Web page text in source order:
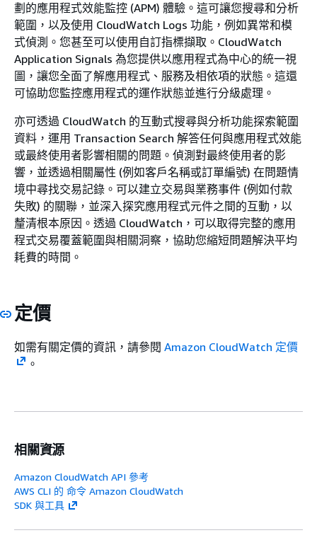
劃的應用程式效能監控 (APM) 體驗。這可讓您搜尋和分析
範圍，以及使用 CloudWatch Logs 功能，例如異常和模
式偵測。您甚至可以使用自訂指標擷取。CloudWatch
Application Signals 為您提供以應用程式為中心的統一視
圖，讓您全面了解應用程式、服務及相依項的狀態。這還
可協助您監控應用程式的運作狀態並進行分級處理。
亦可透過 CloudWatch 的互動式搜尋與分析功能探索範圍
資料，運用 Transaction Search 解答任何與應用程式效能
或最終使用者影響相關的問題。偵測對最終使用者的影
響，並透過相關屬性 (例如客戶名稱或訂單編號) 在問題情
境中尋找交易記錄。可以建立交易與業務事件 (例如付款
失敗) 的關聯，並深入探究應用程式元件之間的互動，以
釐清根本原因。透過 CloudWatch，可以取得完整的應用
程式交易覆蓋範圍與相關洞察，協助您縮短問題解決平均
耗費的時間。
定價
如需有關定價的資訊，請參閱 Amazon CloudWatch 定價
。
相關資源
Amazon CloudWatch API 參考
AWS CLI 的 命令 Amazon CloudWatch
SDK 與工具